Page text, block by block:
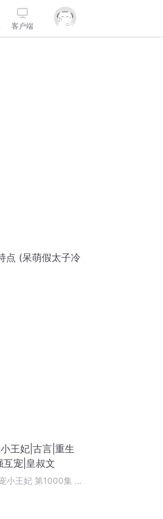
客户端
点 (呆萌假太子冷
王妃|古言|重生
互宠|皇叔文
小王妃 第1000集 番